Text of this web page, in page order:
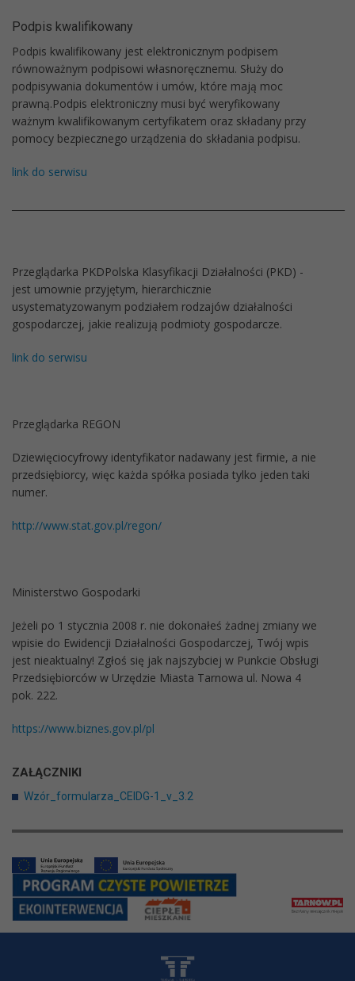
Podpis kwalifikowany
Podpis kwalifikowany jest elektronicznym podpisem
równoważnym podpisowi własnoręcznemu. Służy do
podpisywania dokumentów i umów, które mają moc
prawną.Podpis elektroniczny musi być weryfikowany
ważnym kwalifikowanym certyfikatem oraz składany przy
pomocy bezpiecznego urządzenia do składania podpisu.
link do serwisu
Przeglądarka PKDPolska Klasyfikacji Działalności (PKD) -
jest umownie przyjętym, hierarchicznie
usystematyzowanym podziałem rodzajów działalności
gospodarczej, jakie realizują podmioty gospodarcze.
link do serwisu
Przeglądarka REGON
Dziewięciocyfrowy identyfikator nadawany jest firmie, a nie
przedsiębiorcy, więc każda spółka posiada tylko jeden taki
numer.
http://www.stat.gov.pl/regon/
Ministerstwo Gospodarki
Jeżeli po 1 stycznia 2008 r. nie dokonałeś żadnej zmiany we
wpisie do Ewidencji Działalności Gospodarczej, Twój wpis
jest nieaktualny! Zgłoś się jak najszybciej w Punkcie Obsługi
Przedsiębiorców w Urzędzie Miasta Tarnowa ul. Nowa 4
pok. 222.
https://www.biznes.gov.pl/pl
ZAŁĄCZNIKI
Wzór_formularza_CEIDG-1_v_3.2